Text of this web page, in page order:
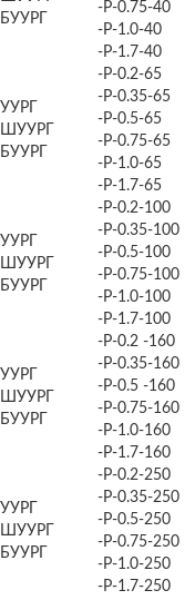
БУУРГ
-Р-0.75-40
-Р-1.0-40
-Р-1.7-40
УУРГ
ШУУРГ
БУУРГ
-Р-0.2-65
-Р-0.35-65
-Р-0.5-65
-Р-0.75-65
-Р-1.0-65
-Р-1.7-65
УУРГ
ШУУРГ
БУУРГ
-Р-0.2-100
-Р-0.35-100
-Р-0.5-100
-Р-0.75-100
-Р-1.0-100
-Р-1.7-100
УУРГ
ШУУРГ
БУУРГ
-Р-0.2 -160
-Р-0.35-160
-Р-0.5 -160
-Р-0.75-160
-Р-1.0-160
-Р-1.7-160
УУРГ
ШУУРГ
БУУРГ
-Р-0.2-250
-Р-0.35-250
-Р-0.5-250
-Р-0.75-250
-Р-1.0-250
-Р-1.7-250